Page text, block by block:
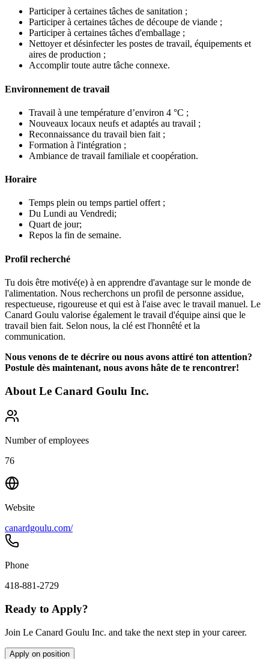
Participer à certaines tâches de sanitation ;
Participer à certaines tâches de découpe de viande ;
Participer à certaines tâches d'emballage ;
Nettoyer et désinfecter les postes de travail, équipements et
aires de production ;
Accomplir toute autre tâche connexe.
Environnement de travail
Travail à une température d’environ 4 °C ;
Nouveaux locaux neufs et adaptés au travail ;
Reconnaissance du travail bien fait ;
Formation à l'intégration ;
Ambiance de travail familiale et coopération.
Horaire
Temps plein ou temps partiel offert ;
Du Lundi au Vendredi;
Quart de jour;
Repos la fin de semaine.
Profil recherché
Tu dois être motivé(e) à en apprendre d'avantage sur le monde de
l'alimentation. Nous recherchons un profil de personne assidue,
respectueuse, rigoureuse et qui est à l'aise avec le travail manuel. Le
Canard Goulu valorise également le travail d'équipe ainsi que le
travail bien fait. Selon nous, la clé est l'honnêté et la
communication.
Nous venons de te décrire ou nous avons attiré ton attention?
Postule dès maintenant, nous avons hâte de te rencontrer!
About Le Canard Goulu Inc.
Number of employees
76
Website
canardgoulu.com/
Phone
418-881-2729
Ready to Apply?
Join Le Canard Goulu Inc. and take the next step in your career.
Apply on position